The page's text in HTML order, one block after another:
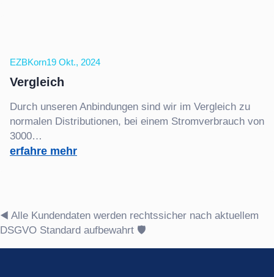
EZBKorn19 Okt., 2024
Vergleich
Durch unseren Anbindungen sind wir im Vergleich zu
normalen Distributionen, bei einem Stromverbrauch von
3000…
erfahre mehr:
◀️ Alle Kundendaten werden rechtssicher nach aktuellem
DSGVO Standard aufbewahrt 🛡️